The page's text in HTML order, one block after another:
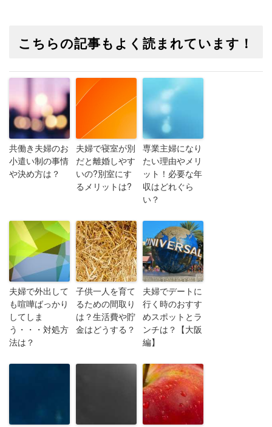
こちらの記事もよく読まれています！
共働き夫婦のお
小遣い制の事情
や決め方は？
夫婦で寝室が別
だと離婚しやす
いの?別室にす
るメリットは?
専業主婦になり
たい理由やメリ
ット！必要な年
収はどれぐら
い？
夫婦で外出して
も喧嘩ばっかり
してしま
う・・・対処方
法は？
子供一人を育て
るための間取り
は？生活費や貯
金はどうする？
夫婦でデートに
行く時のおすす
めスポットとラ
ンチは？【大阪
編】